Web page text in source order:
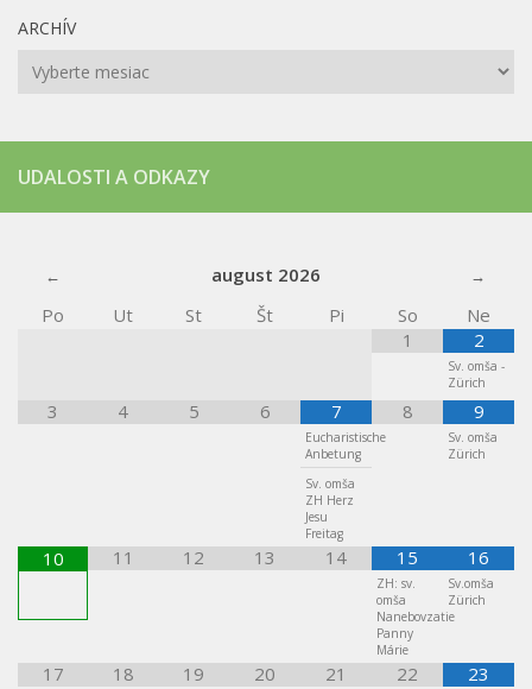
ARCHÍV
Archív
UDALOSTI A ODKAZY
august 2026
Po
Ut St Št Pi So
Ne
1
2
Sv. omša -
Zürich
3 4 5 6 7
Eucharistische
Anbetung
Sv. omša
ZH Herz
Jesu
Freitag
8 9
Sv. omša
Zürich
10 11 12 13 14 15
ZH: sv.
omša
Nanebovzatie
Panny
Márie
16
Sv.omša
Zürich
17 18 19 20 21 22 23